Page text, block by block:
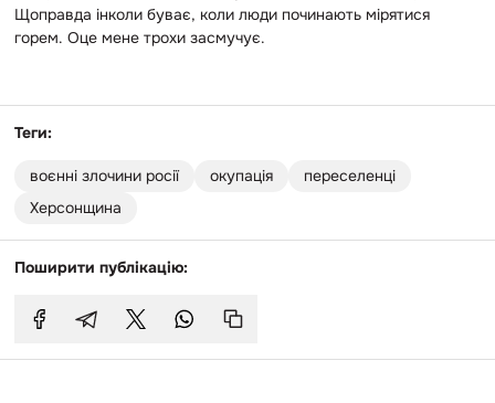
Щоправда інколи буває, коли люди починають мірятися
горем. Оце мене трохи засмучує.
Теги:
воєнні злочини росії окупація
переселенці
Херсонщина
Поширити публікацію: